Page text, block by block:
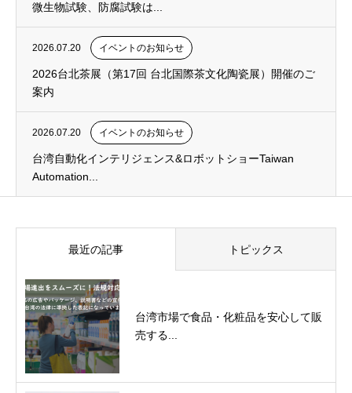
微生物試験、防腐試験は...
2026.07.20 イベントのお知らせ
2026台北茶展（第17回 台北国際茶文化陶瓷展）開催のご
案内
2026.07.20 イベントのお知らせ
台湾自動化インテリジェンス&ロボットショーTaiwan
Automation...
最近の記事 トピックス
台湾市場で食品・化粧品を安心して販
売する...